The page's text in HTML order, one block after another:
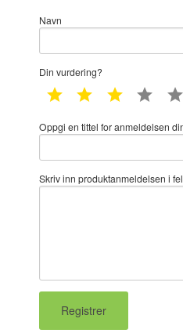
Navn
Din vurdering?
1 star 2 star 3 star 4 star
Oppgi en tittel for anmeldelsen
Skriv inn produktanmeldelsen i